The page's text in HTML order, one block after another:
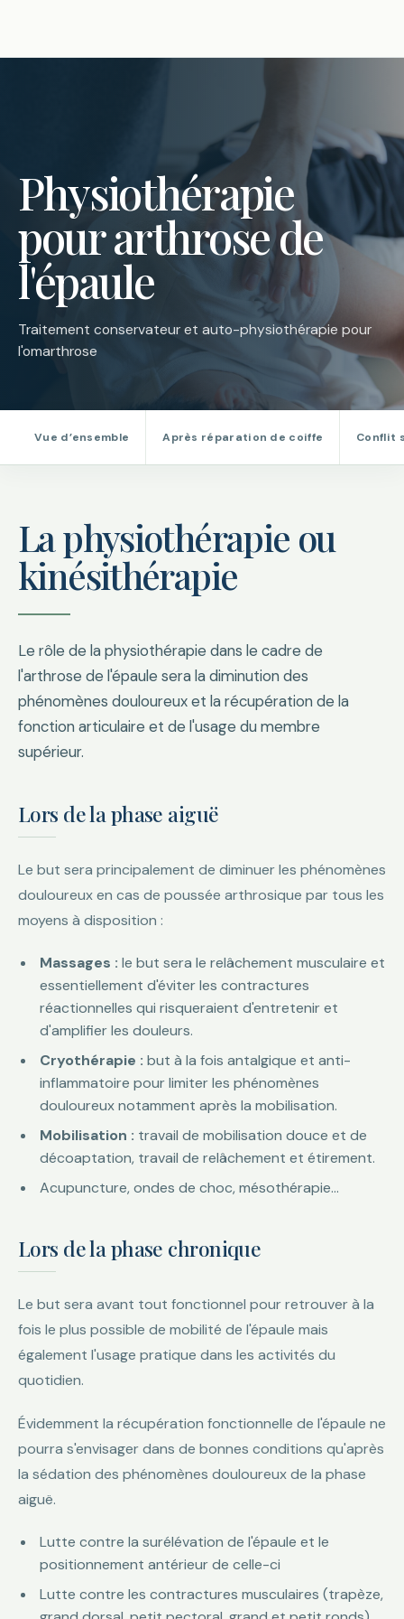
Physiothérapie
pour arthrose de
l'épaule
Traitement conservateur et auto-physiothérapie pour
l'omarthrose
Vue d’ensemble Après réparation de coiffe Conflit
La physiothérapie ou
kinésithérapie
Le rôle de la physiothérapie dans le cadre de
l'arthrose de l'épaule sera la diminution des
phénomènes douloureux et la récupération de la
fonction articulaire et de l'usage du membre
supérieur.
Lors de la phase aiguë
Le but sera principalement de diminuer les phénomènes
douloureux en cas de poussée arthrosique par tous les
moyens à disposition :
Massages : le but sera le relâchement musculaire et
essentiellement d'éviter les contractures
réactionnelles qui risqueraient d'entretenir et
d'amplifier les douleurs.
Cryothérapie : but à la fois antalgique et anti-
inflammatoire pour limiter les phénomènes
douloureux notamment après la mobilisation.
Mobilisation : travail de mobilisation douce et de
décoaptation, travail de relâchement et étirement.
Acupuncture, ondes de choc, mésothérapie…
Lors de la phase chronique
Le but sera avant tout fonctionnel pour retrouver à la
fois le plus possible de mobilité de l'épaule mais
également l'usage pratique dans les activités du
quotidien.
Évidemment la récupération fonctionnelle de l'épaule ne
pourra s'envisager dans de bonnes conditions qu'après
la sédation des phénomènes douloureux de la phase
aiguë.
Lutte contre la surélévation de l'épaule et le
positionnement antérieur de celle-ci
Lutte contre les contractures musculaires (trapèze,